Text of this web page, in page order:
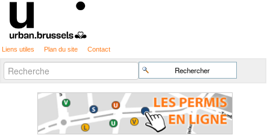
Liens utiles Plan du site Contact
Chercher par
Recherche
avancée…